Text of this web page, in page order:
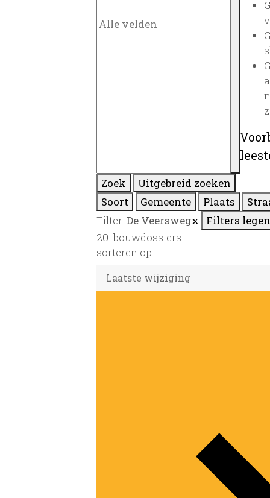
Zoek
Uitgebreid zoeken
Soort
Gemeente Plaats
Filter: De Veerswegx
Filters legen
20 bouwdossiers
sorteren op: